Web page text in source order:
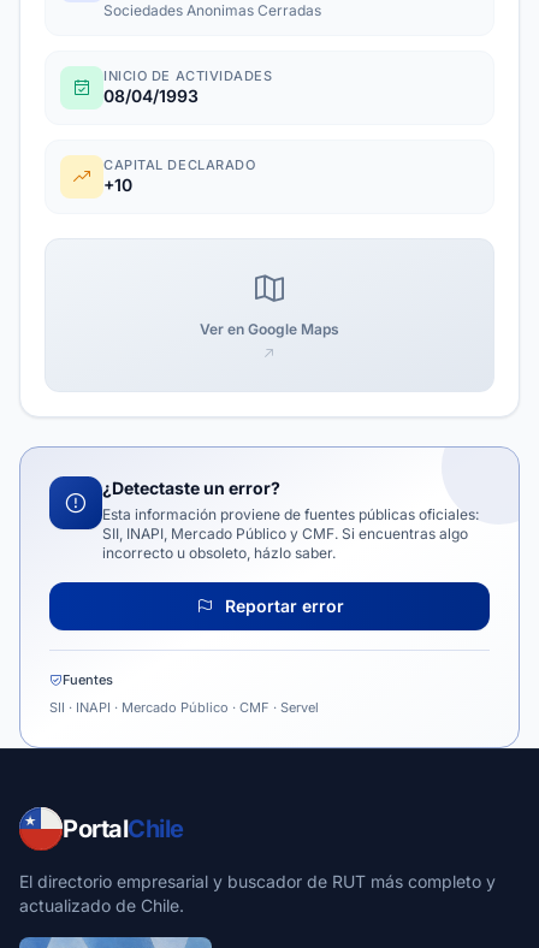
Sociedades Anonimas Cerradas
INICIO DE ACTIVIDADES
08/04/1993
CAPITAL DECLARADO
+10
Ver en Google Maps
¿Detectaste un error?
Esta información proviene de fuentes públicas oficiales:
SII, INAPI, Mercado Público y CMF. Si encuentras algo
incorrecto u obsoleto, házlo saber.
Reportar error
Fuentes
SII · INAPI · Mercado Público · CMF · Servel
PortalChile
El directorio empresarial y buscador de RUT más completo y
actualizado de Chile.